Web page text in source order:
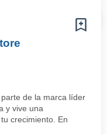
parte de la marca líder
y vive una
crecimiento. En